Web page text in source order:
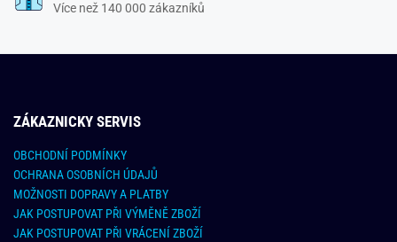
Více než 140 000 zákazníků
ZÁKAZNICKY SERVIS
OBCHODNÍ PODMÍNKY
OCHRANA OSOBNÍCH ÚDAJŮ
MOŽNOSTI DOPRAVY A PLATBY
JAK POSTUPOVAT PŘI VÝMĚNĚ ZBOŽÍ
JAK POSTUPOVAT PŘI VRÁCENÍ ZBOŽÍ